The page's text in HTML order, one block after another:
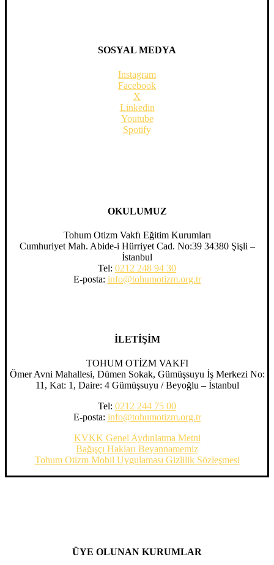
SOSYAL MEDYA
Instagram
Facebook
X
Linkedin
Youtube
Spotify
OKULUMUZ
Tohum Otizm Vakfı Eğitim Kurumları
Cumhuriyet Mah. Abide-i Hürriyet Cad. No:39 34380 Şişli –
İstanbul
Tel: 0212 248 94 30
E-posta: info@tohumotizm.org.tr
İLETİŞİM
TOHUM OTİZM VAKFI
Ömer Avni Mahallesi, Dümen Sokak, Gümüşsuyu İş Merkezi No:
11, Kat: 1, Daire: 4 Gümüşsuyu / Beyoğlu – İstanbul
Tel: 0212 244 75 00
E-posta: info@tohumotizm.org.tr
KVKK Genel Aydınlatma Metni
Bağışçı Hakları Beyannamemiz
Tohum Otizm Mobil Uygulaması Gizlilik Sözleşmesi
ÜYE OLUNAN KURUMLAR